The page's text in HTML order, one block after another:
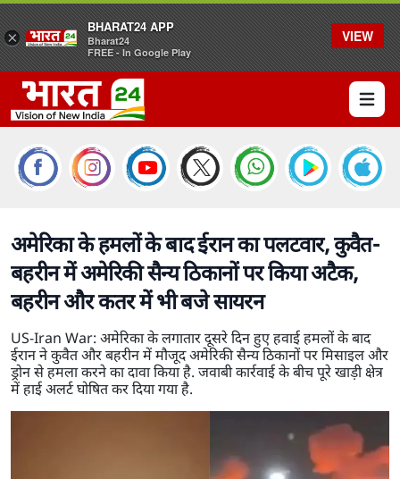
Open
अमेरिका के हमलों के बाद ईरान का पलटवार, कुवैत-
बहरीन में अमेरिकी सैन्य ठिकानों पर किया अटैक,
बहरीन और कतर में भी बजे सायरन
US-Iran War: अमेरिका के लगातार दूसरे दिन हुए हवाई हमलों के बाद
ईरान ने कुवैत और बहरीन में मौजूद अमेरिकी सैन्य ठिकानों पर मिसाइल और
ड्रोन से हमला करने का दावा किया है. जवाबी कार्रवाई के बीच पूरे खाड़ी क्षेत्र
में हाई अलर्ट घोषित कर दिया गया है.
×
BHARAT24 APP
Bharat24
FREE - In Google Play
VIEW